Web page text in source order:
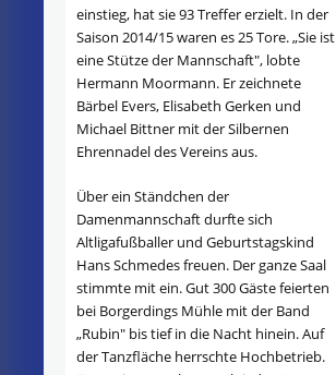
einstieg, hat sie 93 Treffer erzielt. In der
Saison 2014/15 waren es 25 Tore. „Sie ist
eine Stütze der Mannschaft", lobte
Hermann Moormann. Er zeichnete
Bärbel Evers, Elisabeth Gerken und
Michael Bittner mit der Silbernen
Ehrennadel des Vereins aus.
Über ein Ständchen der
Damenmannschaft durfte sich
Altligafußballer und Geburtstagskind
Hans Schmedes freuen. Der ganze Saal
stimmte mit ein. Gut 300 Gäste feierten
bei Borgerdings Mühle mit der Band
„Rubin" bis tief in die Nacht hinein. Auf
der Tanzfläche herrschte Hochbetrieb.